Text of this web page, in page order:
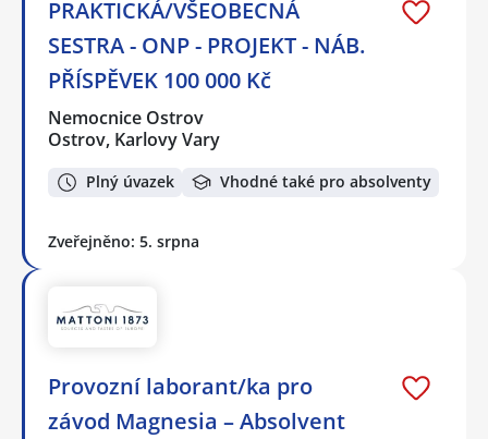
PRAKTICKÁ/VŠEOBECNÁ
SESTRA - ONP - PROJEKT - NÁB.
PŘÍSPĚVEK 100 000 Kč
Nemocnice Ostrov
Ostrov, Karlovy Vary
Plný úvazek Vhodné také pro absolventy
Zveřejněno: 5. srpna
Provozní laborant/ka pro
závod Magnesia – Absolvent